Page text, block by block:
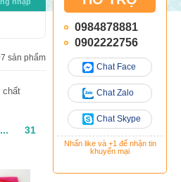
0984878881
0902222756
Chat Face
Chat Zalo
Chat Skype
Nhấn like và +1 để nhận tin
khuyến mại
sản phẩm
chất
... 31